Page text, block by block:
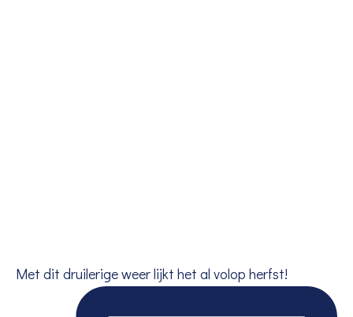
Met dit druilerige weer lijkt het al volop herfst!